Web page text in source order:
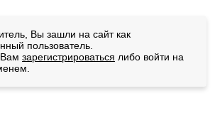
Вы зашли на сайт как
пользователь.
зарегистрироваться либо войти на